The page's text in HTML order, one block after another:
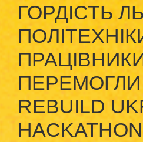
ГОРДІСТЬ
ПЕРЕМОГЛИ
REBUILD
HACKATHON